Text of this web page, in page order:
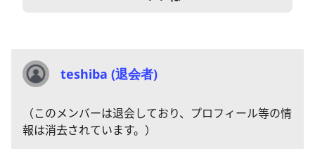
teshiba (退会者)
（このメンバーは退会しており、プロフィール等の情
報は消去されています。）